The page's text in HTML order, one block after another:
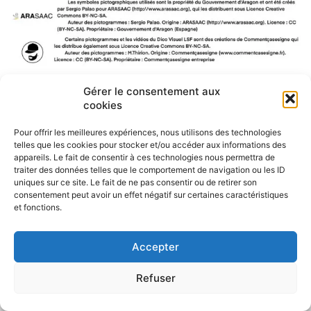
Gérer le consentement aux
cookies
Pour offrir les meilleures expériences, nous utilisons des technologies
telles que les cookies pour stocker et/ou accéder aux informations des
appareils. Le fait de consentir à ces technologies nous permettra de
traiter des données telles que le comportement de navigation ou les ID
uniques sur ce site. Le fait de ne pas consentir ou de retirer son
consentement peut avoir un effet négatif sur certaines caractéristiques
et fonctions.
Accepter
Refuser
e
b
o
o
k
W
h
t
s
A
p
p
M
s
e
n
g
e
P
t
a
g
e
r